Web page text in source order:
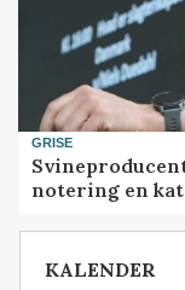
GRISE
notering en
KALENDER